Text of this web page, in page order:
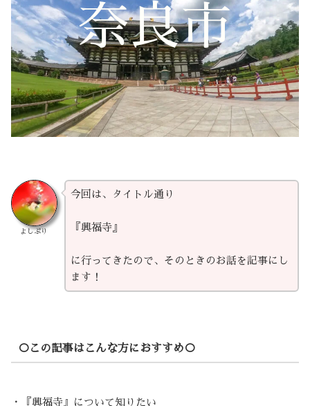
奈良市
よしぷり
今回は、タイトル通り
『興福寺』
に行ってきたので、そのときのお話を記事にし
ます！
○この記事はこんな方におすすめ○
・『興福寺』について知りたい